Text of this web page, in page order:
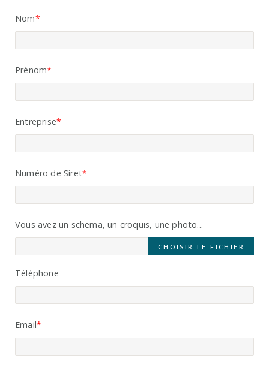
Nom
Prénom
Entreprise
Numéro de Siret
Vous avez un schema, un croquis, une photo...
CHOISIR LE FICHIER
Téléphone
Email